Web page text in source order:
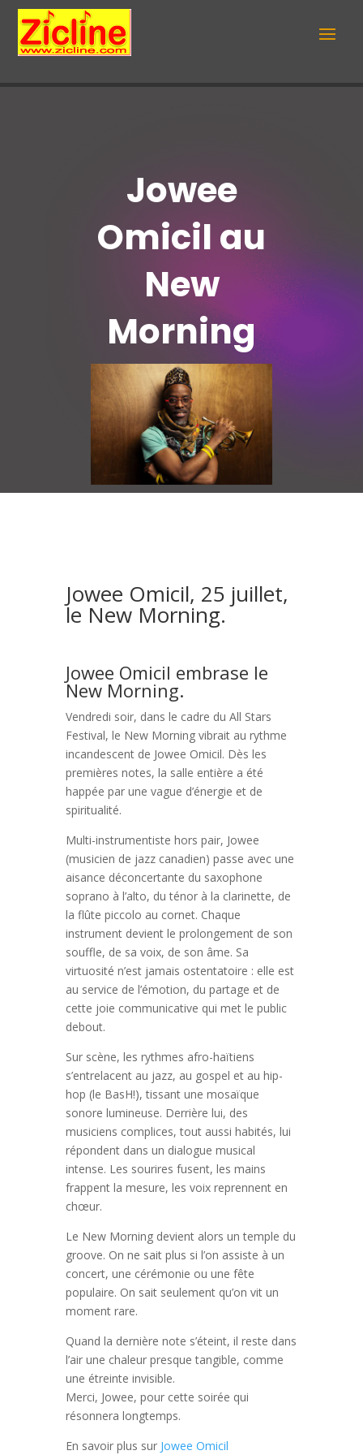
Jowee
Omicil au
New
Morning
Jowee Omicil, 25 juillet,
le New Morning.
Jowee Omicil embrase le
New Morning.
Vendredi soir, dans le cadre du All Stars
Festival, le New Morning vibrait au rythme
incandescent de Jowee Omicil. Dès les
premières notes, la salle entière a été
happée par une vague d’énergie et de
spiritualité.
Multi-instrumentiste hors pair, Jowee
(musicien de jazz canadien) passe avec une
aisance déconcertante du saxophone
soprano à l’alto, du ténor à la clarinette, de
la flûte piccolo au cornet. Chaque
instrument devient le prolongement de son
souffle, de sa voix, de son âme. Sa
virtuosité n’est jamais ostentatoire : elle est
au service de l’émotion, du partage et de
cette joie communicative qui met le public
debout.
Sur scène, les rythmes afro-haïtiens
s’entrelacent au jazz, au gospel et au hip-
hop (le BasH!), tissant une mosaïque
sonore lumineuse. Derrière lui, des
musiciens complices, tout aussi habités, lui
répondent dans un dialogue musical
intense. Les sourires fusent, les mains
frappent la mesure, les voix reprennent en
chœur.
Le New Morning devient alors un temple du
groove. On ne sait plus si l’on assiste à un
concert, une cérémonie ou une fête
populaire. On sait seulement qu’on vit un
moment rare.
Quand la dernière note s’éteint, il reste dans
l’air une chaleur presque tangible, comme
une étreinte invisible.
Merci, Jowee, pour cette soirée qui
résonnera longtemps.
En savoir plus sur Jowee Omicil